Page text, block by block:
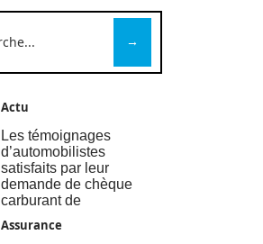
Actu
Les témoignages
d’automobilistes
satisfaits par leur
demande de chèque
carburant de
Assurance